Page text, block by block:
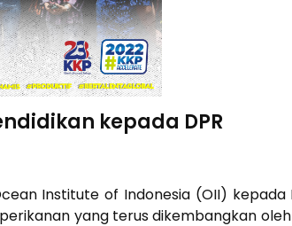
kepada DPR
Institute of Indonesia (OII) kepada
yang terus dikembangkan